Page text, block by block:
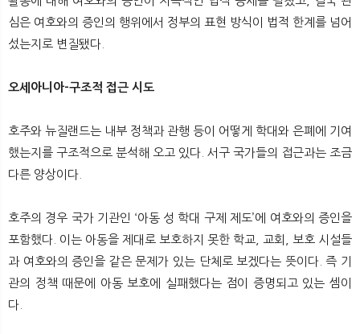
심은 여호와의 증인의 행위에서 정부의 표현 방식이 법적 한계를 넘어
섰는지로 변질됐다.
오세아니아-구조적 접근 시도
호주와 뉴질랜드는 내부 정책과 관행 등이 어떻게 학대와 은폐에 기여
했는지를 구조적으로 분석해 오고 있다. 서구 국가들의 접근과는 조금
다른 양상이다.
호주의 경우 국가 기관인 ‘아동 성 학대 구제 제도’에 여호와의 증인을
포함했다. 이는 아동을 제대로 보호하지 못한 학교, 교회, 보호 시설들
과 여호와의 증인을 같은 문제가 있는 단체로 보겠다는 뜻이다. 즉 기
관의 정책 때문에 아동 보호에 실패했다는 점이 증명되고 있는 셈이
다.